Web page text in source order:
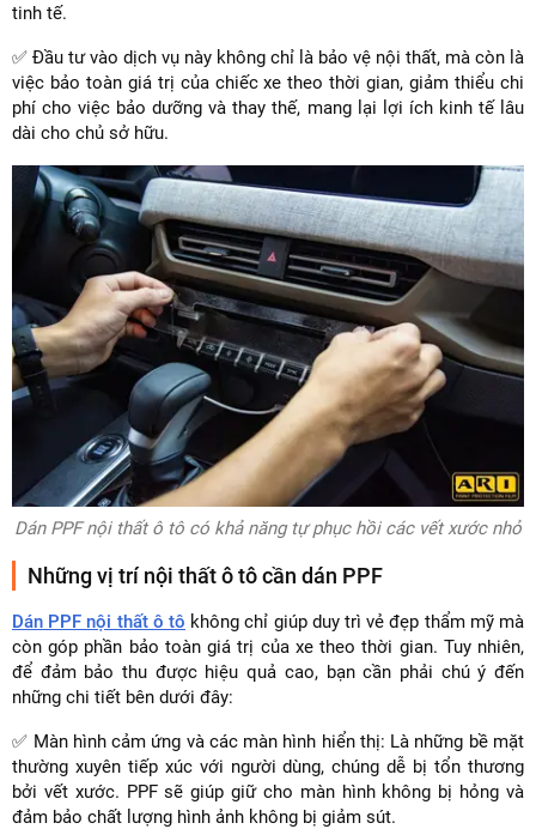
tinh tế.
✅ Đầu tư vào dịch vụ này không chỉ là bảo vệ nội thất, mà còn là
việc bảo toàn giá trị của chiếc xe theo thời gian, giảm thiểu chi
phí cho việc bảo dưỡng và thay thế, mang lại lợi ích kinh tế lâu
dài cho chủ sở hữu.
Dán PPF nội thất ô tô có khả năng tự phục hồi các vết xước nhỏ
Những vị trí nội thất ô tô cần dán PPF
Dán PPF nội thất ô tô không chỉ giúp duy trì vẻ đẹp thẩm mỹ mà
còn góp phần bảo toàn giá trị của xe theo thời gian. Tuy nhiên,
để đảm bảo thu được hiệu quả cao, bạn cần phải chú ý đến
những chi tiết bên dưới đây:
✅ Màn hình cảm ứng và các màn hình hiển thị: Là những bề mặt
thường xuyên tiếp xúc với người dùng, chúng dễ bị tổn thương
bởi vết xước. PPF sẽ giúp giữ cho màn hình không bị hỏng và
đảm bảo chất lượng hình ảnh không bị giảm sút.